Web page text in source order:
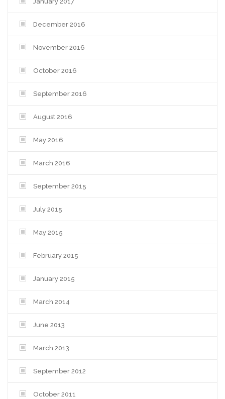
December 2016
November 2016
October 2016
September 2016
August 2016
May 2016
March 2016
September 2015
July 2015
May 2015
February 2015
January 2015
March 2014
June 2013
March 2013
September 2012
October 2011